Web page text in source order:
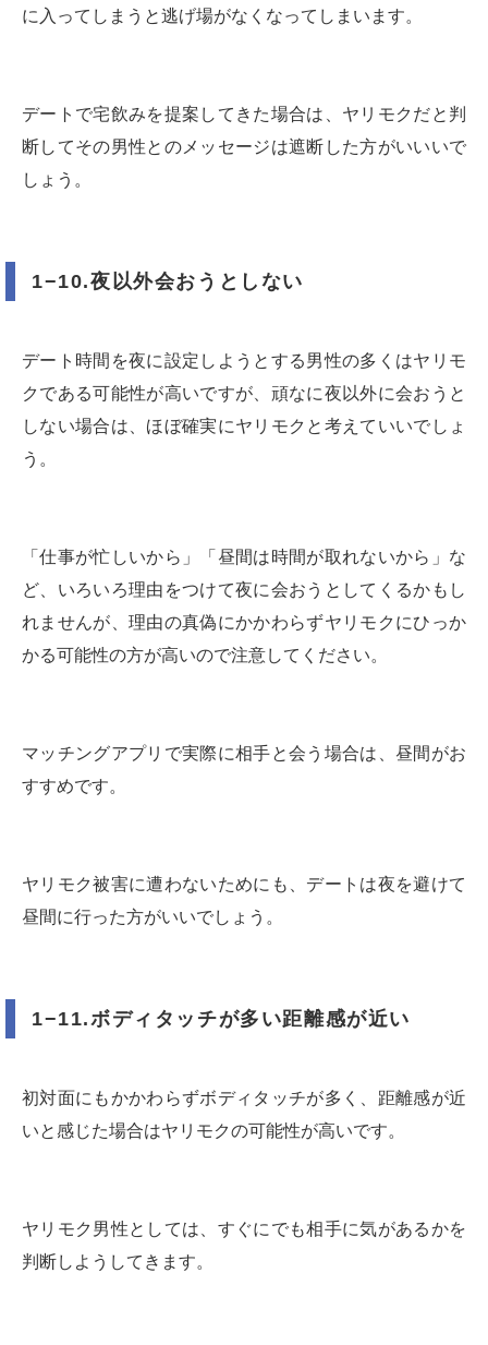
に入ってしまうと逃げ場がなくなってしまいます。
デートで宅飲みを提案してきた場合は、ヤリモクだと判
断してその男性とのメッセージは遮断した方がいいいで
しょう。
1−10.夜以外会おうとしない
デート時間を夜に設定しようとする男性の多くはヤリモ
クである可能性が高いですが、頑なに夜以外に会おうと
しない場合は、ほぼ確実にヤリモクと考えていいでしょ
う。
「仕事が忙しいから」「昼間は時間が取れないから」な
ど、いろいろ理由をつけて夜に会おうとしてくるかもし
れませんが、理由の真偽にかかわらずヤリモクにひっか
かる可能性の方が高いので注意してください。
マッチングアプリで実際に相手と会う場合は、昼間がお
すすめです。
ヤリモク被害に遭わないためにも、デートは夜を避けて
昼間に行った方がいいでしょう。
1−11.ボディタッチが多い距離感が近い
初対面にもかかわらずボディタッチが多く、距離感が近
いと感じた場合はヤリモクの可能性が高いです。
ヤリモク男性としては、すぐにでも相手に気があるかを
判断しようしてきます。